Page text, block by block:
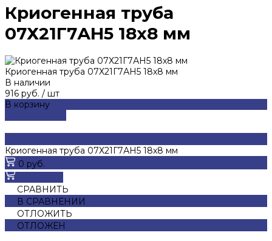
Криогенная труба
07Х21Г7АН5 18х8 мм
Криогенная труба 07Х21Г7АН5 18х8 мм
В наличии
916 руб. / шт
В корзину
Криогенная труба 07Х21Г7АН5 18х8 мм
0 руб.
СРАВНИТЬ
В СРАВНЕНИИ
ОТЛОЖИТЬ
ОТЛОЖЕН